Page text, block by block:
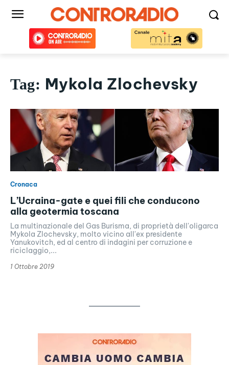
Tag: Mykola Zlochevsky
Cronaca
L’Ucraina-gate e quei fili che conducono
alla geotermia toscana
La multinazionale del Gas Burisma, di proprietà dell'oligarca
Mykola Zlochevsky, molto vicino all'ex presidente
Yanukovitch, ed al centro di indagini per corruzione e
riciclaggio,...
1 Ottobre 2019